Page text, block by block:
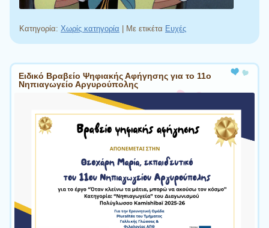
Κατηγορία: Χωρίς κατηγορία Με ετικέτα Ευχές
Πλοήγηση άρθρων
Ειδικό Βραβείο Ψηφιακής Αφήγησης για το 11ο
Νηπιαγωγείο Αργυρούπολης